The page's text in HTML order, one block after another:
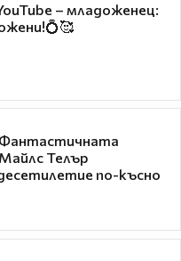
– младоженец:
Фантастичната
Телър
по-късно